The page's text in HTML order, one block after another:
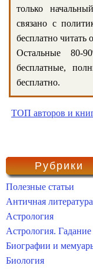
только
связано с
бесплатно читать
Остальные 80-
бесплатные,
бесплатно.
ТОП авторов и
Рубрики
Полезные статьи
Античная литература
Астрология
Астрология. Гадание
Биографии и
Биология